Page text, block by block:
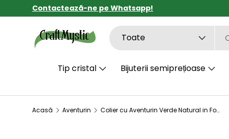
SARI LA CONȚINUT
Contactează-ne pe Whatsapp!
Căutare
Tipul de produs
Toate
Tip cristal Bijuterii semiprețioase
Acasă Aventurin Colier cu Aventurin Verde Natural in Forma de Cal – Noroc, Echilibru si Libertate